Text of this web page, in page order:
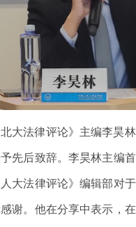
大法律评论》主编李昊
先后致辞。李昊林主编
大法律评论》编辑部对
谢。他在分享中表示，